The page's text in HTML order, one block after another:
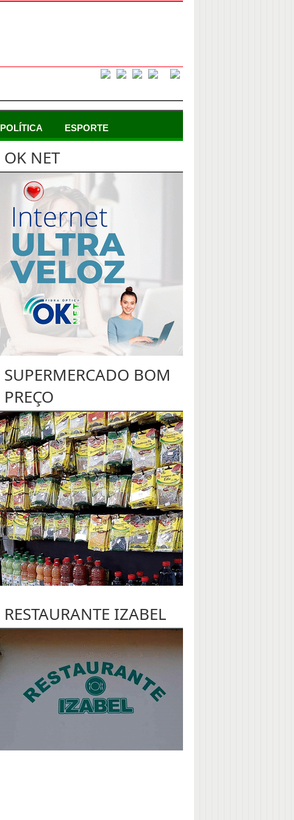
POLÍTICA ESPORTE
OK NET
SUPERMERCADO BOM
PREÇO
RESTAURANTE IZABEL